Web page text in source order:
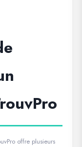
offre plusieurs